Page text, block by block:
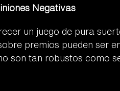
Negativas
un juego de pura
premios pueden ser
son tan robustos como